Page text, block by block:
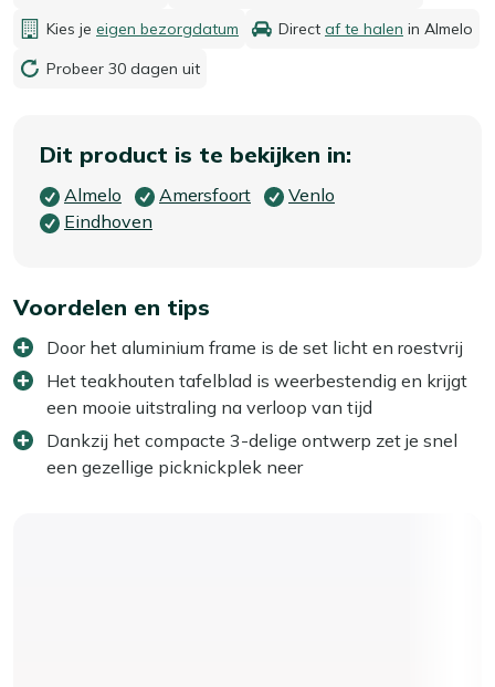
Kies je eigen bezorgdatum Direct af te halen in Almelo
Probeer 30 dagen uit
Dit product is te bekijken in:
Almelo Amersfoort
Venlo
Eindhoven
Voordelen en tips
Door het aluminium frame is de set licht en roestvrij
Het teakhouten tafelblad is weerbestendig en krijgt
een mooie uitstraling na verloop van tijd
Dankzij het compacte 3-delige ontwerp zet je snel
een gezellige picknickplek neer